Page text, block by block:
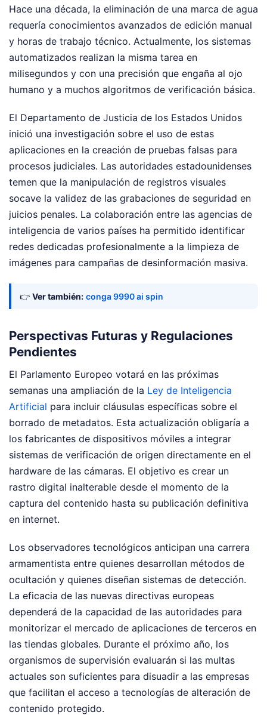
Hace una década, la eliminación de una marca de agua
requería conocimientos avanzados de edición manual
y horas de trabajo técnico. Actualmente, los sistemas
automatizados realizan la misma tarea en
milisegundos y con una precisión que engaña al ojo
humano y a muchos algoritmos de verificación básica.
El Departamento de Justicia de los Estados Unidos
inició una investigación sobre el uso de estas
aplicaciones en la creación de pruebas falsas para
procesos judiciales. Las autoridades estadounidenses
temen que la manipulación de registros visuales
socave la validez de las grabaciones de seguridad en
juicios penales. La colaboración entre las agencias de
inteligencia de varios países ha permitido identificar
redes dedicadas profesionalmente a la limpieza de
imágenes para campañas de desinformación masiva.
👉 Ver también: conga 9990 ai spin
Perspectivas Futuras y Regulaciones
Pendientes
El Parlamento Europeo votará en las próximas
semanas una ampliación de la Ley de Inteligencia
Artificial para incluir cláusulas específicas sobre el
borrado de metadatos. Esta actualización obligaría a
los fabricantes de dispositivos móviles a integrar
sistemas de verificación de origen directamente en el
hardware de las cámaras. El objetivo es crear un
rastro digital inalterable desde el momento de la
captura del contenido hasta su publicación definitiva
en internet.
Los observadores tecnológicos anticipan una carrera
armamentista entre quienes desarrollan métodos de
ocultación y quienes diseñan sistemas de detección.
La eficacia de las nuevas directivas europeas
dependerá de la capacidad de las autoridades para
monitorizar el mercado de aplicaciones de terceros en
las tiendas globales. Durante el próximo año, los
organismos de supervisión evaluarán si las multas
actuales son suficientes para disuadir a las empresas
que facilitan el acceso a tecnologías de alteración de
contenido protegido.